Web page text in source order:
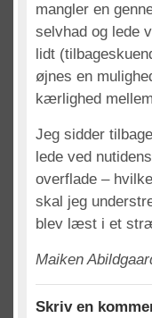
mangler en
selvhad og lede
lidt
øjnes en
kærlighed
Jeg sidder
lede ved
overflade –
skal jeg
blev læst i et
Maiken
Skriv en